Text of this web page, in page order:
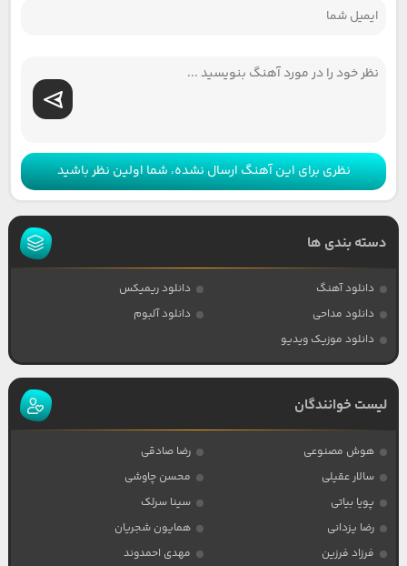
نظری برای این آهنگ ارسال نشده، شما اولین نظر باشید
دسته بندی ها
دانلود آهنگ
دانلود ریمیکس
دانلود مداحی
دانلود آلبوم
دانلود موزیک ویدیو
لیست خوانندگان
هوش مصنوعی
رضا صادقی
سالار عقیلی
محسن چاوشی
پویا بیاتی
سینا سرلک
رضا یزدانی
همایون شجریان
فرزاد فرزین
مهدی احمدوند